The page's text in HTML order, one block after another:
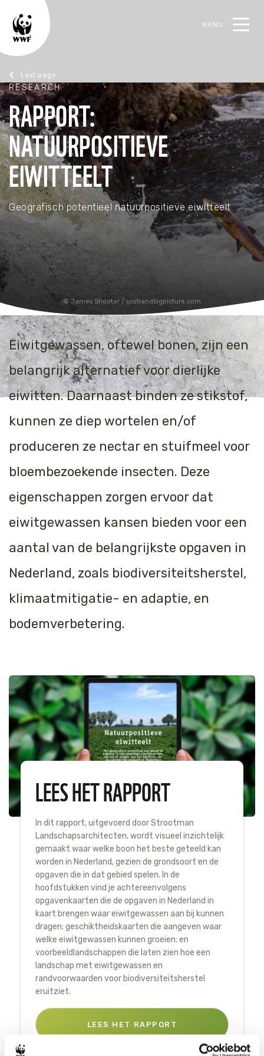
MENU
Research
James Shooter / scotlandbigpicture.com
RESEARCH
RAPPORT:
NATUURPOSITIEVE
EIWITTEELT
Geografisch potentieel natuurpositieve eiwitteelt
Eiwitgewassen, oftewel bonen, zijn een
belangrijk alternatief voor dierlijke
eiwitten. Daarnaast binden ze stikstof,
kunnen ze diep wortelen en/of
produceren ze nectar en stuifmeel voor
bloembezoekende insecten. Deze
eigenschappen zorgen ervoor dat
eiwitgewassen kansen bieden voor een
aantal van de belangrijkste opgaven in
Nederland, zoals biodiversiteitsherstel,
klimaatmitigatie- en adaptie, en
bodemverbetering.
LEES HET RAPPORT
In dit rapport, uitgevoerd door Strootman
Landschapsarchitecten, wordt visueel inzichtelijk
gemaakt waar welke boon het beste geteeld kan
worden in Nederland, gezien de grondsoort en de
opgaven die in dat gebied spelen. In de
hoofdstukken vind je achtereenvolgens
opgavenkaarten die de opgaven in Nederland in
kaart brengen waar eiwitgewassen aan bij kunnen
dragen; geschiktheidskaarten die aangeven waar
welke eiwitgewassen kunnen groeien; en
voorbeeldlandschappen die laten zien hoe een
landschap met eiwitgewassen en
randvoorwaarden voor biodiversiteitsherstel
eruitziet.
LEES HET RAPPORT